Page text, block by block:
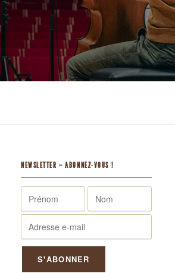
NEWSLETTER – ABONNEZ-VOUS !